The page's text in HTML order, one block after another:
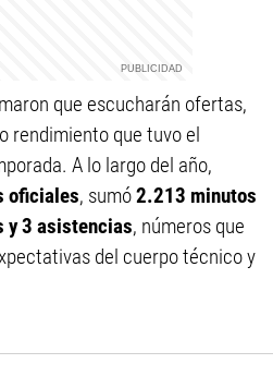
que escucharán ofertas,
rendimiento que tuvo el
A lo largo del año,
oficiales, sumó2.213 minutos
y 3 asistencias, números que
del cuerpo técnico y